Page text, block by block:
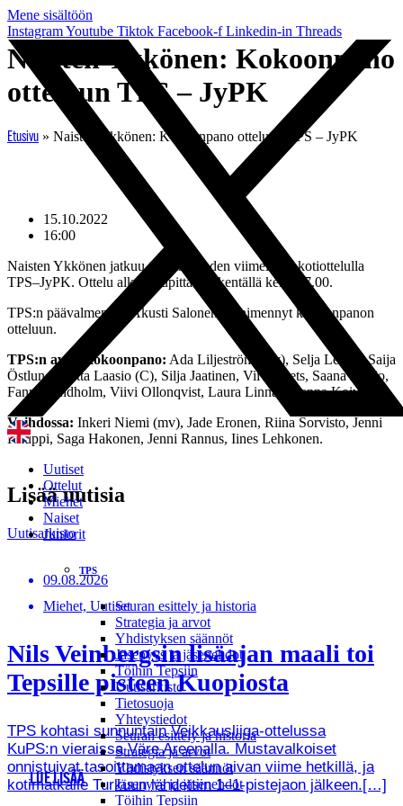
Mene sisältöön
InstagramYoutube Tiktok Facebook-f Linkedin-in Threads
Uutiset
Ottelut
Miehet
Naiset
Juniorit
TPS
Seuran esittely ja historia
Strategia ja arvot
Yhdistyksen säännöt
Jäsenyys ja jäsenehdot
Töihin Tepsiin
Uutisarkisto
Tietosuoja
Yhteystiedot
Seuran esittely ja historia
Strategia ja arvot
Yhdistyksen säännöt
Jäsenyys ja jäsenehdot
Töihin Tepsiin
Naisten Ykkönen: Kokoonpano
otteluun TPS – JyPK
Etusivu » Naisten Ykkönen: Kokoonpano otteluun TPS – JyPK
15.10.2022
16:00
Naisten Ykkönen jatkuu tänään kauden viimeisellä kotiottelulla
TPS–JyPK. Ottelu alkaa Kupittaa 5 -kentällä kello 17.00.
TPS:n päävalmentaja Akusti Salonen on nimennyt kokoonpanon
otteluun.
TPS:n avauskokoonpano: Ada Liljeström (mv), Selja Leiwo, Saija
Östlund, Netta Laasio (C), Silja Jaatinen, Viivi Spets, Saana Kallio,
Fanny Lindholm, Viivi Ollonqvist, Laura Linnala, Jenna Koivisto.
Vaihdossa: Inkeri Niemi (mv), Jade Eronen, Riina Sorvisto, Jenni
Kauppi, Saga Hakonen, Jenni Rannus, Iines Lehkonen.
Lisää uutisia
Uutisarkisto
09.08.2026
Miehet, Uutiset
Nils Veinbergsin lisäajan maali toi
Tepsille pisteen Kuopiosta
TPS kohtasi sunnuntain Veikkausliiga-ottelussa
KuPS:n vieraissa Väre Areenalla. Mustavalkoiset
onnistuivat tasoittamaan ottelun aivan viime hetkillä, ja
kotimatkalle Turkuun lähdettiin 1–1-pistejaon jälkeen.[…]
LUE LISÄÄ